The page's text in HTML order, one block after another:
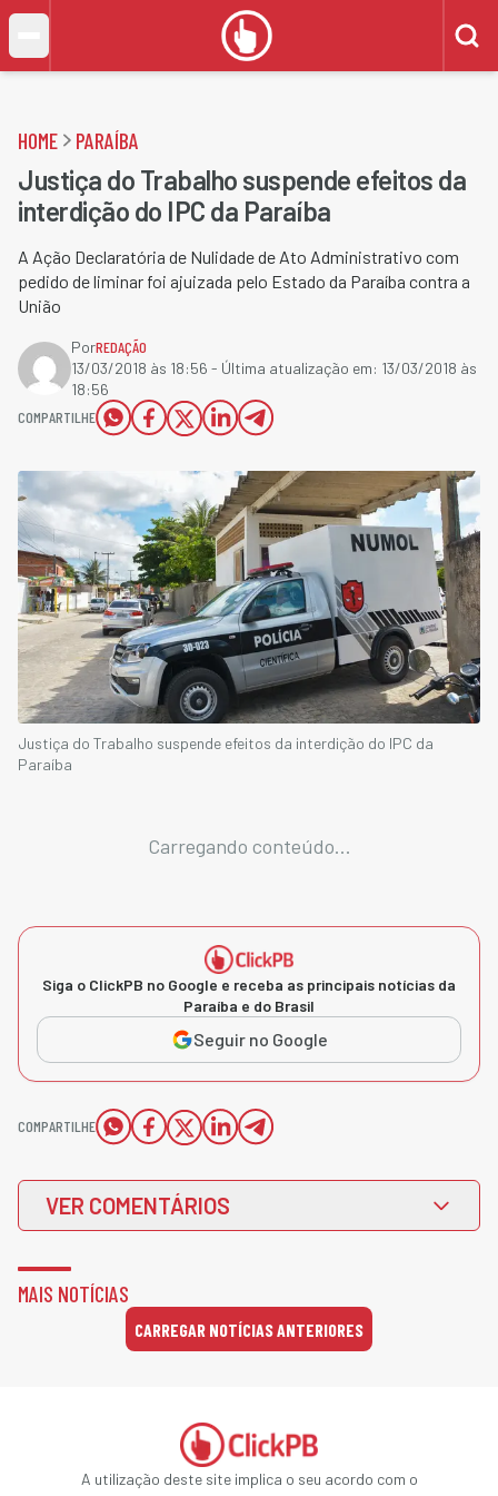
HOME PARAÍBA
Justiça do Trabalho suspende efeitos da
interdição do IPC da Paraíba
A Ação Declaratória de Nulidade de Ato Administrativo com
pedido de liminar foi ajuizada pelo Estado da Paraíba contra a
União
PorREDAÇÃO
13/03/2018 às 18:56 - Última atualização em: 13/03/2018 às
18:56
COMPARTILHE
Justiça do Trabalho suspende efeitos da interdição do IPC da
Paraíba
Carregando conteúdo...
Siga o ClickPB no Google e receba as principais notícias da
Paraíba e do Brasil
Seguir no Google
COMPARTILHE
VER COMENTÁRIOS
MAIS NOTÍCIAS
CARREGAR NOTÍCIAS ANTERIORES
A utilização deste site implica o seu acordo com o